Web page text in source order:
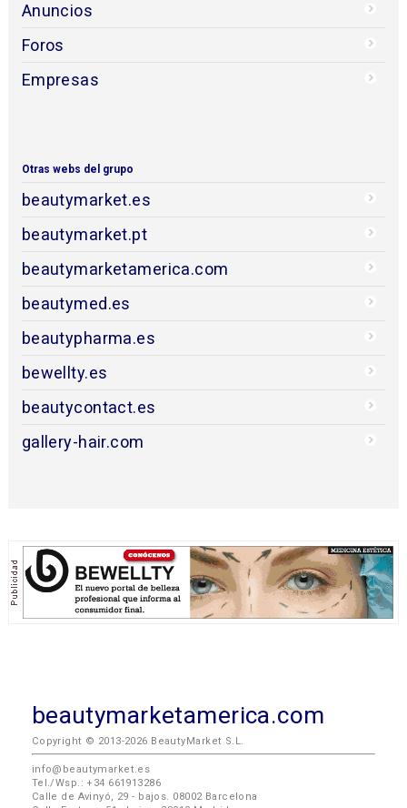
Anuncios
Foros
Empresas
Otras webs del grupo
beautymarket.es
beautymarket.pt
beautymarketamerica.com
beautymed.es
beautypharma.es
bewellty.es
beautycontact.es
gallery-hair.com
beautymarketamerica.com
Copyright © 2013-2026 BeautyMarket S.L.
info@beautymarket.es
Tel./Wsp.: +34 661913286
Calle de Avinyó, 29 - bajos. 08002 Barcelona